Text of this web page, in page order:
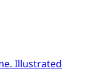
Illustrated